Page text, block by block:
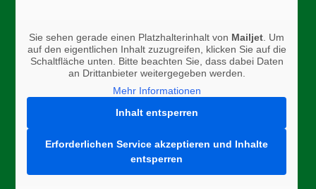
Sie sehen gerade einen Platzhalterinhalt von Mailjet . Um
auf den eigentlichen Inhalt zuzugreifen, klicken Sie auf die
Schaltfläche unten. Bitte beachten Sie, dass dabei Daten
an Drittanbieter weitergegeben werden.
Mehr Informationen
Inhalt entsperren
Erforderlichen Service akzeptieren und Inhalte
entsperren